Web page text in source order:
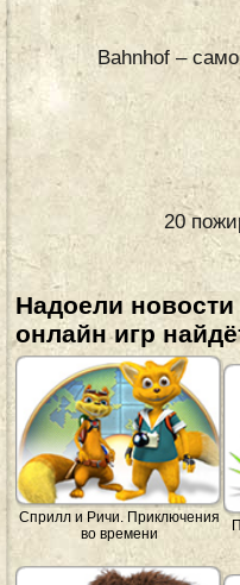
Bahnhof –
20
Надоели
онлайн игр
Сприлл и Ричи. Приключения
во времени